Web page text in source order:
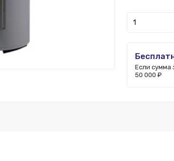
Если сумма
50 000 ₽